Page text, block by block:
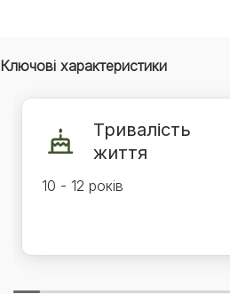
Ключові характеристики
Тривалість
життя
10 - 12 років